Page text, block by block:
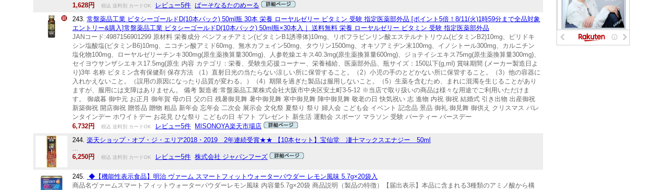
1,628円
税込 送料別 カードOK レビュー5件 ぱーそなるたのめーる
243.常盤薬品工業 ビタシーゴールドD(10本パック) 50ml瓶 30本 栄養 ローヤルゼリー ビタミン 受験 指定医薬部外品 [ポイント5倍！8/11(火)1時59分まで全品対象
エントリー&購入]常盤薬品工業 ビタシーゴールドD(10本パック) 50ml瓶×30本入｜ 送料無料 栄養 ローヤルゼリー ビタミン 受験 指定医薬部外品
JANコード:4987156901299 原材料 栄養成分 ベンフォチアミン(ビタミンB1誘導体)10mg、リボフラビンリン酸エステルナトリウム(ビタミンB2)10mg、ピリドキ
シン塩酸塩(ビタミンB6)10mg、ニコチン酸アミド60mg、無水カフェイン50mg、タウリン1500mg、オキソアミヂン末100mg、イノシトール300mg、カルニチン
塩化物100mg、ローヤルゼリーチンキ300mg(原生薬換算量300mg)、人参乾燥エキス40.3mg(原生薬換算量600mg)、ジョテイシエキス75mg(原生薬換算量300mg)、
セイヨウサンザシエキス17.5mg(原生 内容 カテゴリ：栄養、受験生応援コーナー、栄養補給、医薬部外品、瓶サイズ：150以下(g,ml) 賞味期間 (メーカー製造日よ
り)3年 名称 ビタミン含有保健剤 保存方法 （1）直射日光の当たらない涼しい所に保管すること。（2）小児の手のとどかない所に保管すること。（3）他の容器に
入れかえないこと。（誤用の原因になったり品質が変わる。）（4）期限を過ぎた製品は服用しないこと。（5）生薬を含むため、まれに混濁を生じることがあり
ますが、服用には支障はありません。 備考 製造者:常盤薬品工業株式会社大阪市中央区安土町3-5-12 ※当店で取り扱いの商品は様々な用途でご利用いただけま
す。 御歳暮 御中元 お正月 御年賀 母の日 父の日 残暑御見舞 暑中御見舞 寒中御見舞 陣中御見舞 敬老の日 快気祝い 志 進物 内祝 御祝 結婚式 引き出物 出産御祝
新築御祝 開店御祝 贈答品 贈物 粗品 新年会 忘年会 二次会 展示会 文化祭 夏祭り 祭り 婦人会 こども会 イベント 記念品 景品 御礼 御見舞 御供え クリスマス バレ
ンタインデー ホワイトデー お花見 ひな祭り こどもの日 ギフト プレゼント 新生活 運動会 スポーツ マラソン 受験 パーティー バースデー
6,732円
税込 送料別 カードOK レビュー5件
MISONOYA楽天市場店
244.楽天ショップ・オブ・ジ・エリア2018・2019 2年連続受賞★★ 【10本セット】宝仙堂 凄十マックスエナジー 50ml
...
6,250円
税込 送料別 カードOK レビュー5件 株式会社 ジャパンフーズ
245. ◆【機能性表示食品】明治 ヴァーム スマートフィットウォーターパウダー レモン風味 5.7g×20袋入
商品名ヴァームスマートフィットウォーターパウダーレモン風味 内容量5.7g×20袋 商品説明（製品の特徴）【届出表示】本品に含まれる3種類のアミノ酸から構